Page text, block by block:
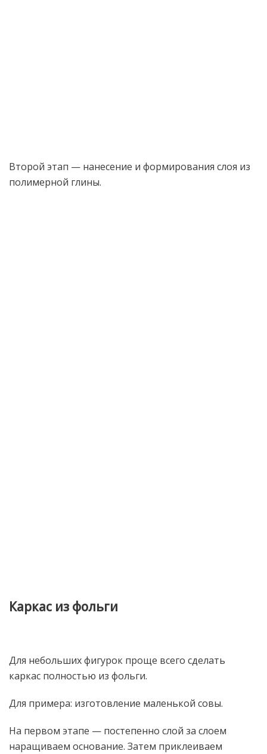
Второй этап — нанесение и формирования слоя из
полимерной глины.
Каркас из фольги
Для небольших фигурок проще всего сделать
каркас полностью из фольги.
Для примера: изготовление маленькой совы.
На первом этапе — постепенно слой за слоем
наращиваем основание. Затем приклеиваем